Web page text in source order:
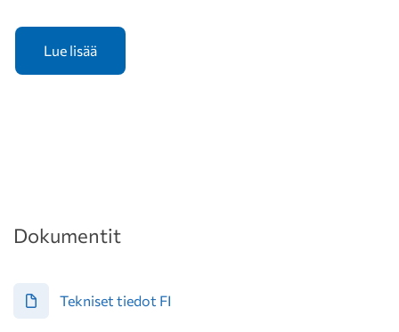
Dokumentit
Tekniset tiedot FI